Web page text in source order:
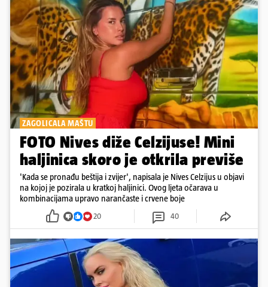
ZAGOLICALA MAŠTU
FOTO Nives diže Celzijuse! Mini
haljinica skoro je otkrila previše
'Kada se pronađu beštija i zvijer', napisala je Nives Celzijus u objavi
na kojoj je pozirala u kratkoj haljinici. Ovog ljeta očarava u
kombinacijama upravo narančaste i crvene boje
20 40